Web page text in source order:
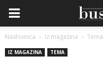
Naslovnica Iz magazina Tema
IZ MAGAZINA TEMA